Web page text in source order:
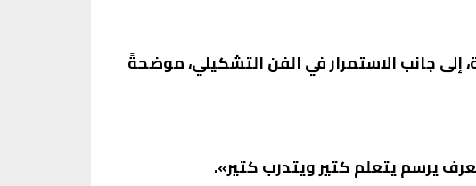
جانب الاستمرار في الفن التشكيلي، موضحةً
يرسم يتعلم كتير ويتدرب كتير».